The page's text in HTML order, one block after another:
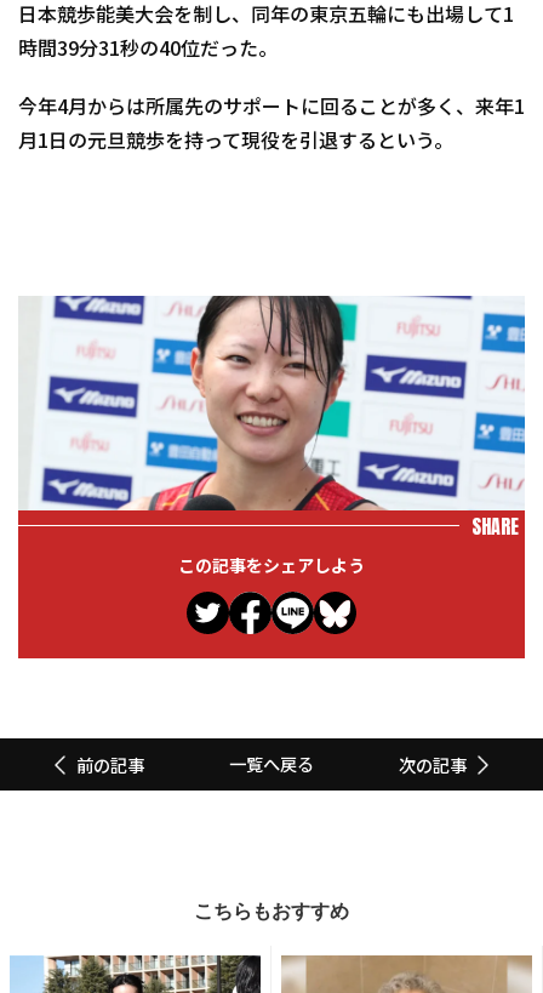
日本競歩能美大会を制し、同年の東京五輪にも出場して1
時間39分31秒の40位だった。
今年4月からは所属先のサポートに回ることが多く、来年1
月1日の元旦競歩を持って現役を引退するという。
SHARE
この記事をシェアしよう
前の記事 一覧へ戻る 次の記事
こちらもおすすめ